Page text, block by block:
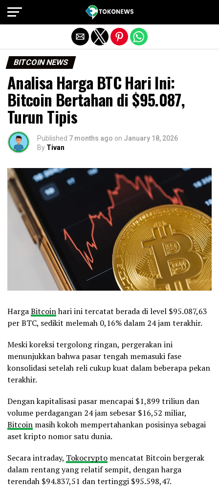
BITCOIN NEWS
Analisa Harga BTC Hari Ini:
Bitcoin Bertahan di $95.087,
Turun Tipis
Published 7 months ago on January 18, 2026
By Tivan
HargaBitcoinhari ini tercatat berada di level $95.087,63
per BTC, sedikit melemah 0,16% dalam 24 jam terakhir.
Meski koreksi tergolong ringan, pergerakan ini
menunjukkan bahwa pasar tengah memasuki fase
konsolidasi setelah reli cukup kuat dalam beberapa pekan
terakhir.
Dengan kapitalisasi pasar mencapai $1,899 triliun dan
volume perdagangan 24 jam sebesar $16,52 miliar,
Bitcoin masih kokoh mempertahankan posisinya sebagai
aset kripto nomor satu dunia.
Secara intraday, Tokocrypto mencatat Bitcoin bergerak
dalam rentang yang relatif sempit, dengan harga
terendah $94.837,51 dan tertinggi $95.598,47.
Exit mobile version